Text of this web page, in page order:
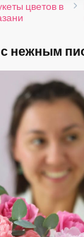
цветов в
нежным